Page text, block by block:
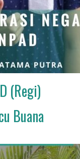
(Regi)
Buana